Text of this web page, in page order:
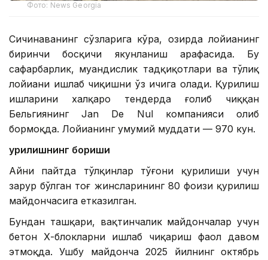
Фото: News Georgia
Сичинаванинг сўзларига кўра, ҳозирда лойиҳанинг
биринчи босқичи якунланиш арафасида. Бу
сафарбарлик, муҳандислик тадқиқотлари ва тўлиқ
лойиҳани ишлаб чиқишни ўз ичига олади. Қурилиш
ишларини халқаро тендерда ғолиб чиққан
Бельгиянинг Jan De Nul компанияси олиб
бормоқда. Лойиҳанинг умумий муддати — 970 кун.
Қурилишнинг бориши
Айни пайтда тўлқинлар тўғони қурилиши учун
зарур бўлган тоғ жинсларининг 80 фоизи қурилиш
майдончасига етказилган.
Бундан ташқари, вақтинчалик майдончалар учун
бетон Х-блокларни ишлаб чиқариш фаол давом
этмоқда. Ушбу майдонча 2025 йилнинг октябрь